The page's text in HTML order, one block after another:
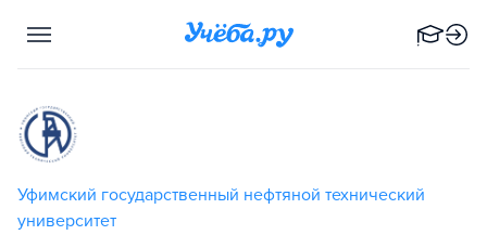
Уфимский государственный нефтяной технический
университет